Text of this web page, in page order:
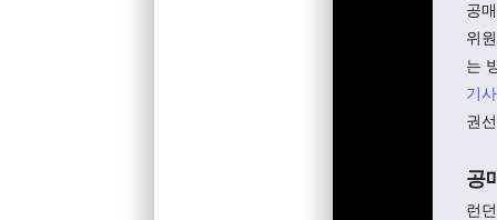
공
위
는
기사
권
공
런